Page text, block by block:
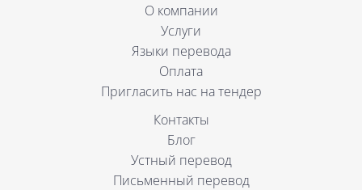
О компании
Услуги
Языки перевода
Оплата
Пригласить нас на тендер
Контакты
Блог
Устный перевод
Письменный перевод